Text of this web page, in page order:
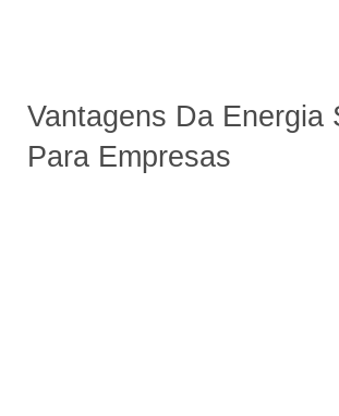
Vantagens Da Energia
Para Empresas